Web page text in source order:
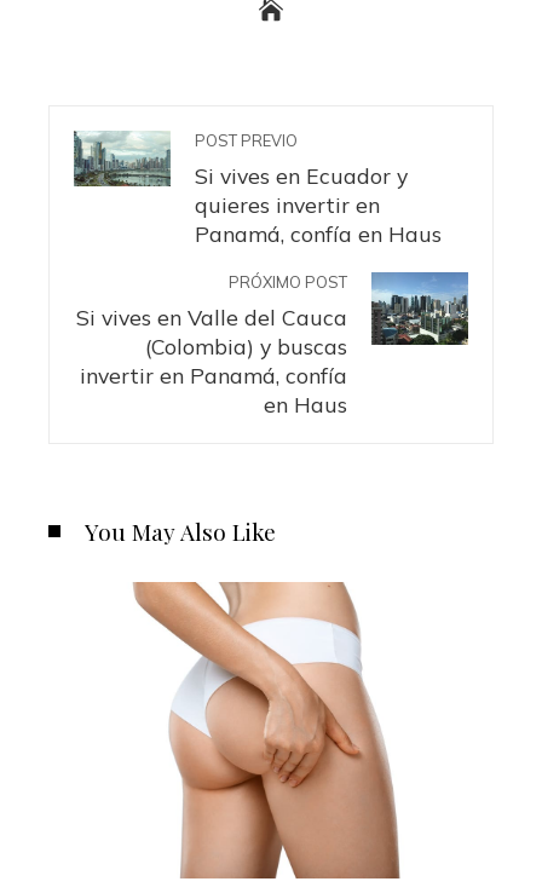
POST PREVIO
Si vives en Ecuador y
quieres invertir en
Panamá, confía en Haus
PRÓXIMO POST
Si vives en Valle del Cauca
(Colombia) y buscas
invertir en Panamá, confía
en Haus
You May Also Like